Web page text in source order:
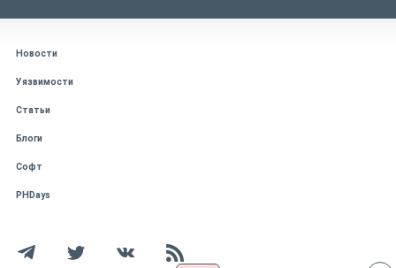
Новости
Уязвимости
Статьи
Блоги
Софт
PHDays